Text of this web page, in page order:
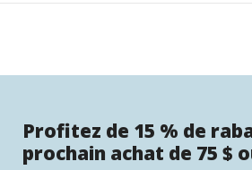
Profitez de 15 % de
prochain achat de 75 $